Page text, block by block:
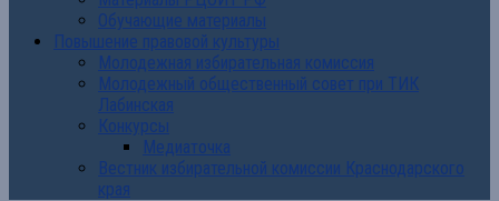
Обучающие материалы
Повышение правовой культуры
Молодежная избирательная комиссия
Молодежный общественный совет при ТИК
Лабинская
Конкурсы
Медиаточка
Вестник избирательной комиссии Краснодарского
края